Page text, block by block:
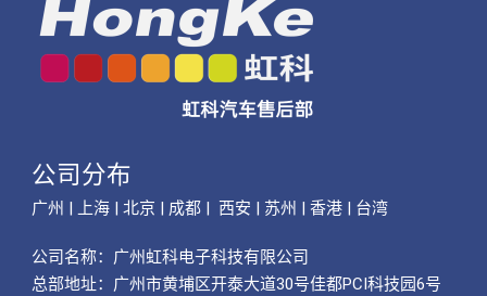
公司分布
广州 | 上海 | 北京 | 成都 | 西安 | 苏州 | 香港 | 台湾
公司名称： 广州虹科电子科技有限公司
总部地址：广州市黄埔区开泰大道30号佳都PCI科技园6号